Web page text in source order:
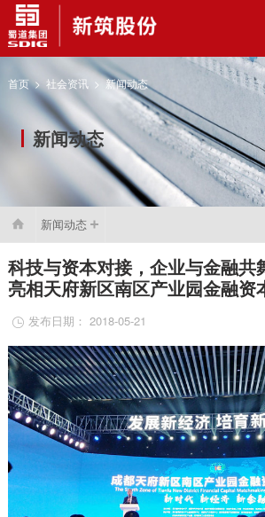
首页> 社会资讯 >新闻动态
新闻动态
 新闻动态
科技与资本对接，企业与金融
亮相天府新区南区产业园金融资
 发布日期： 2018-05-21